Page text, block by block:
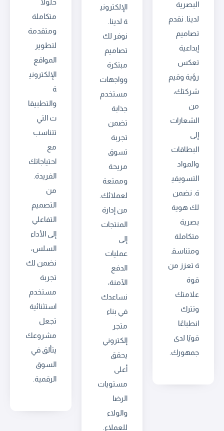
البصرية
لدينا. نقدم
تصاميم
إبداعية
تعكس
رؤية وقيم
شركتك،
من
الشعارات
إلى
البطاقات
والمواد
التسويقي
ة. نضمن
لك هوية
بصرية
متكاملة
ومتناسق
ة تعزز من
قوة
علامتك
وتترك
انطباعًا
قويًا لدى
جمهورك.
الإلكتروني
ة لدينا.
نوفر لك
تصاميم
مبتكرة
وواجهات
مستخدم
جذابة
تضمن
تجربة
تسوق
مريحة
وممتعة
لعملائك.
من إدارة
المنتجات
إلى
عمليات
الدفع
الآمنة،
نساعدك
في بناء
متجر
إلكتروني
يحقق
أعلى
مستويات
الرضا
والولاء
للعملاء.
حلولاً
متكاملة
ومتقدمة
لتطوير
المواقع
الإلكتروني
ة
والتطبيقا
ت التي
تتناسب
مع
احتياجاتك
الفريدة.
من
التصميم
التفاعلي
إلى الأداء
السلس،
نضمن لك
تجربة
مستخدم
استثنائية
تجعل
مشروعك
يتألق في
السوق
الرقمية.